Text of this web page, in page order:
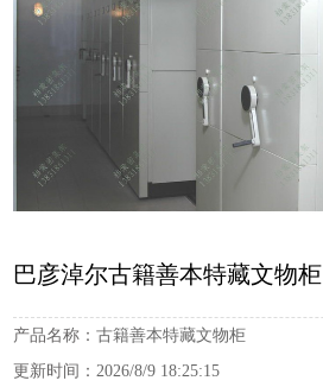
巴彦淖尔古籍善本特藏文物柜
产品名称： 古籍善本特藏文物柜
更新时间： 2026/8/9 18:25:15